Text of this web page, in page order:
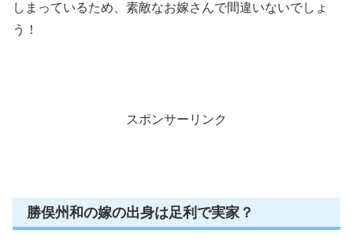
しまっているため、素敵なお嫁さんで間違いないでしょ
う！
スポンサーリンク
勝俣州和の嫁の出身は足利で実家？